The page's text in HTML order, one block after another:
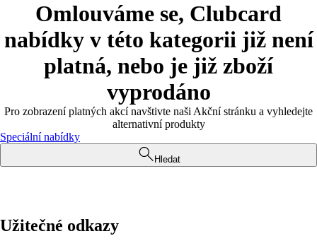
Omlouváme se, Clubcard
nabídky v této kategorii již není
platná, nebo je již zboží
vyprodáno
Pro zobrazení platných akcí navštivte naši Akční stránku a vyhledejte
alternativní produkty
Speciální nabídky
Hledat
Užitečné odkazy